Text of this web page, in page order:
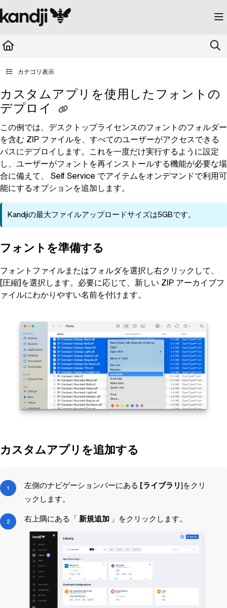
Documentation Index
Fetch the complete documentation index at: https://kandji.document360.io/
カテゴリ表示
カスタムアプリを使用したフォントの
デプロイ
この例では、デスクトップライセンスのフォントのフォルダー
を含む ZIP ファイルを、すべてのユーザーがアクセスできる
パスにデプロイします。これを一度だけ実行するように設定
し、ユーザーがフォントを再インストールする機能が必要な場
合に備えて、 Self Service でアイテムをオンデマンドで利用可
能にするオプションを追加します。
Kandjiの最大ファイルアップロードサイズは5GBです。
フォントを準備する
フォントファイルまたはフォルダを選択し右クリックして、
[圧縮]を選択します。必要に応じて、新しい ZIP アーカイブフ
ァイルにわかりやすい名前を付けます。
カスタムアプリを追加する
左側のナビゲーションバーにある [ライブラリ]をクリ
ックします。
右上隅にある「 新規追加 」をクリックします。